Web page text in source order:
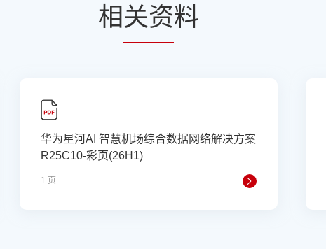
相关资料
华为星河AI 智慧机场综合数据网络解决方案
R25C10-彩页(26H1)
1 页